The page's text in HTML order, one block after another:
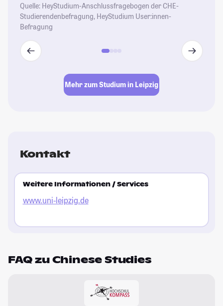
Quelle: HeyStudium-Anschlussfragebogen der CHE-
Studierendenbefragung, HeyStudium User:innen-
Befragung
Mehr zum Studium in Leipzig
Kontakt
Weitere Informationen / Services
www.uni-leipzig.de
FAQ zu Chinese Studies